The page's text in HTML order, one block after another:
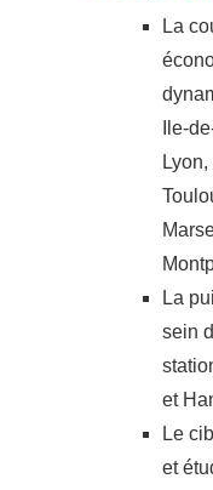
La
Ile-
La
sein
et
Le
et